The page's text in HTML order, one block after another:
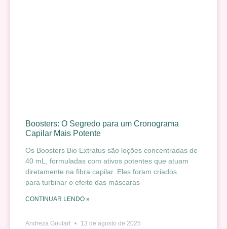
Boosters: O Segredo para um Cronograma
Capilar Mais Potente
Os Boosters Bio Extratus são loções concentradas de
40 mL, formuladas com ativos potentes que atuam
diretamente na fibra capilar. Eles foram criados
para turbinar o efeito das máscaras
CONTINUAR LENDO »
Andreza Goulart 13 de agosto de 2025